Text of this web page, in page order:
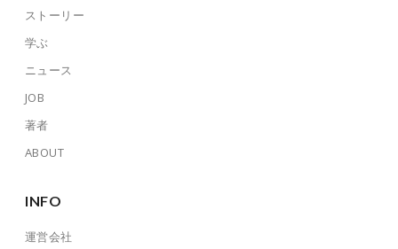
ストーリー
学ぶ
ニュース
JOB
著者
ABOUT
INFO
運営会社